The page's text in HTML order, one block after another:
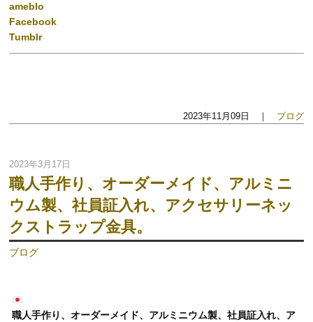
ameblo
Facebook
Tumblr
2023年11月09日 ｜ ブログ
2023年3月17日
職人手作り、オーダーメイド、アルミニ
ウム製、社員証入れ、アクセサリーネッ
クストラップ金具。
ブログ
職人手作り、オーダーメイド、アルミニウム製、社員証入れ、ア